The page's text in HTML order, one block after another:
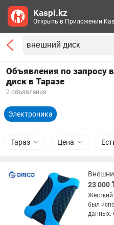
Объявления по запросу
диск в Таразе
2 объявления
Электроника
Тараз Цена
23 000
Жесткий
был
данных.
Kaspi.kz
Открыть в Приложении